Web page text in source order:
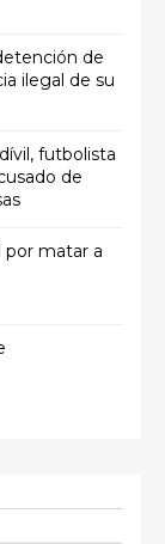
de
ilegal de su
futbolista
de
por matar a